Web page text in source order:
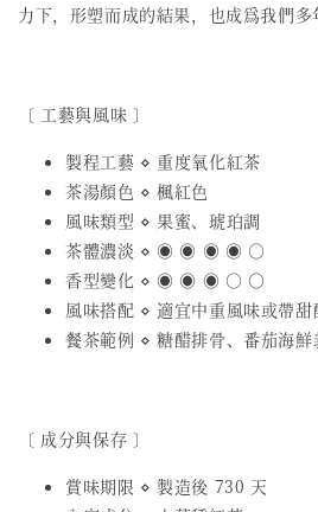
力下，形塑而成的結果，也成爲我們多
〔 工藝與風味 〕
製程工藝 ⋄ 重度氧化紅茶
茶湯顏色 ⋄ 楓紅色
風味類型 ⋄ 果蜜、琥珀調
茶體濃淡 ⋄ ◉ ◉ ◉ ◉ ○
香型變化 ⋄ ◉ ◉ ◉ ○ ○
風味搭配 ⋄ 適宜中重風味或帶
餐茶範例 ⋄ 糖醋排骨、番茄海
〔 成分與保存 〕
賞味期限 ⋄ 製造後 730 天